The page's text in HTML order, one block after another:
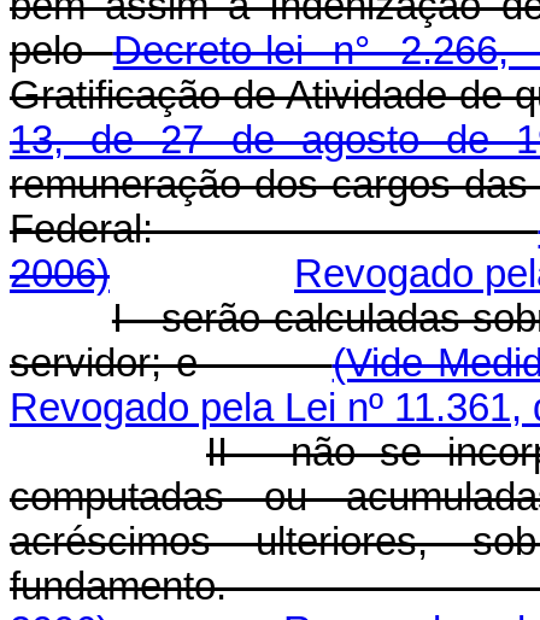
peloDecreto-lei n°
Gratificação de Atividade de
13, de 27 de agosto de
remuneração dos cargos
Federal:
2006)
Revogado
I - serão calculadas
servidor; e(Vide
Revogado pela Lei nº 11.361,
II - não se
computadas ou
acréscimos ulteriores,